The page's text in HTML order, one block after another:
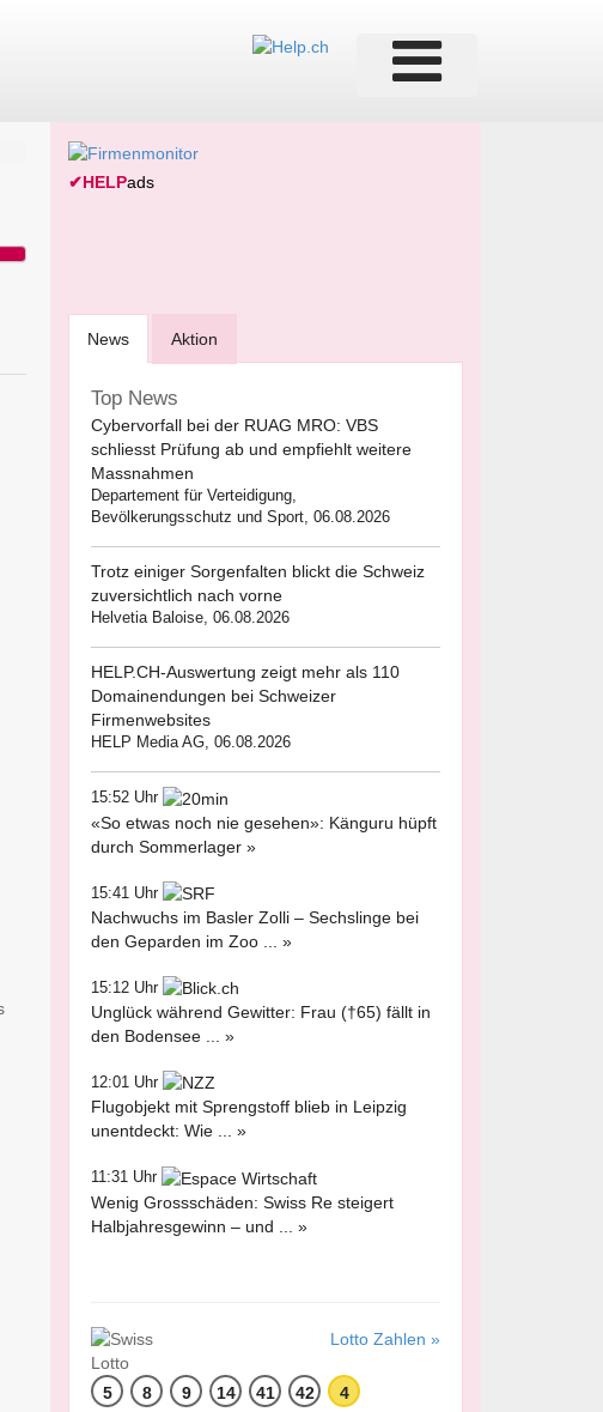
✔HELPads
News Aktion
Top News
Cybervorfall bei der RUAG MRO: VBS
schliesst Prüfung ab und empfiehlt weitere
Massnahmen
Departement für Verteidigung,
Bevölkerungsschutz und Sport, 06.08.2026
Trotz einiger Sorgenfalten blickt die Schweiz
zuversichtlich nach vorne
Helvetia Baloise, 06.08.2026
HELP.CH-Auswertung zeigt mehr als 110
Domainendungen bei Schweizer
Firmenwebsites
HELP Media AG, 06.08.2026
15:52 Uhr
«So etwas noch nie gesehen»: Känguru hüpft
durch Sommerlager »
15:41 Uhr
Nachwuchs im Basler Zolli – Sechslinge bei
den Geparden im Zoo ... »
15:12 Uhr
Unglück während Gewitter: Frau (†65) fällt in
den Bodensee ... »
12:01 Uhr
Flugobjekt mit Sprengstoff blieb in Leipzig
unentdeckt: Wie ... »
11:31 Uhr
Wenig Grossschäden: Swiss Re steigert
Halbjahresgewinn – und ... »
Lotto Zahlen »
5 8 9 14 41 42 4